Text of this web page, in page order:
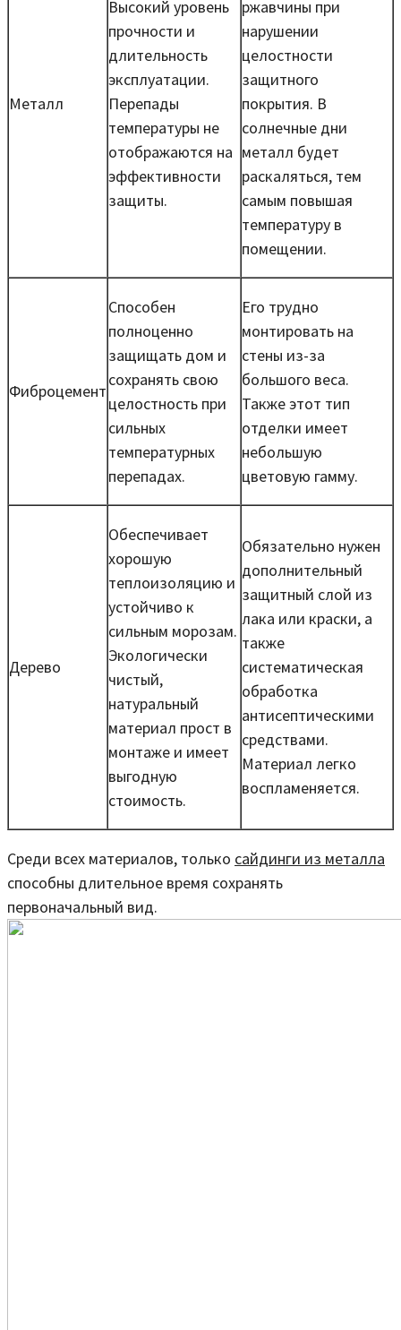
Металл
Высокий уровень
прочности и
длительность
эксплуатации.
Перепады
температуры не
отображаются на
эффективности
защиты.
ржавчины при
нарушении
целостности
защитного
покрытия. В
солнечные дни
металл будет
раскаляться, тем
самым повышая
температуру в
помещении.
Фиброцемент
Способен
полноценно
защищать дом и
сохранять свою
целостность при
сильных
температурных
перепадах.
Его трудно
монтировать на
стены из-за
большого веса.
Также этот тип
отделки имеет
небольшую
цветовую гамму.
Дерево
Обеспечивает
хорошую
теплоизоляцию и
устойчиво к
сильным морозам.
Экологически
чистый,
натуральный
материал прост в
монтаже и имеет
выгодную
стоимость.
Обязательно нужен
дополнительный
защитный слой из
лака или краски, а
также
систематическая
обработка
антисептическими
средствами.
Материал легко
воспламеняется.
Среди всех материалов, только сайдинги из металла
способны длительное время сохранять
первоначальный вид.